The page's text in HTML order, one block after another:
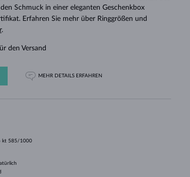
DURCHSEHEN
Schmuck in einer eleganten Geschenkbox
Erfahren Sie mehr über Ringgrößen und
.
den Versand
MEHR DETAILS ERFAHREN
kt 585/1000